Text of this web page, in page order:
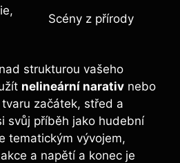
Scény z přírody
strukturou vašeho
nelineární narativ nebo
začátek, střed a
svůj příběh jako hudební
tematickým vývojem,
a napětí a konec je